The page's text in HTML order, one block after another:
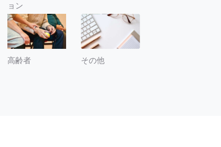
ョン
高齢者 その他